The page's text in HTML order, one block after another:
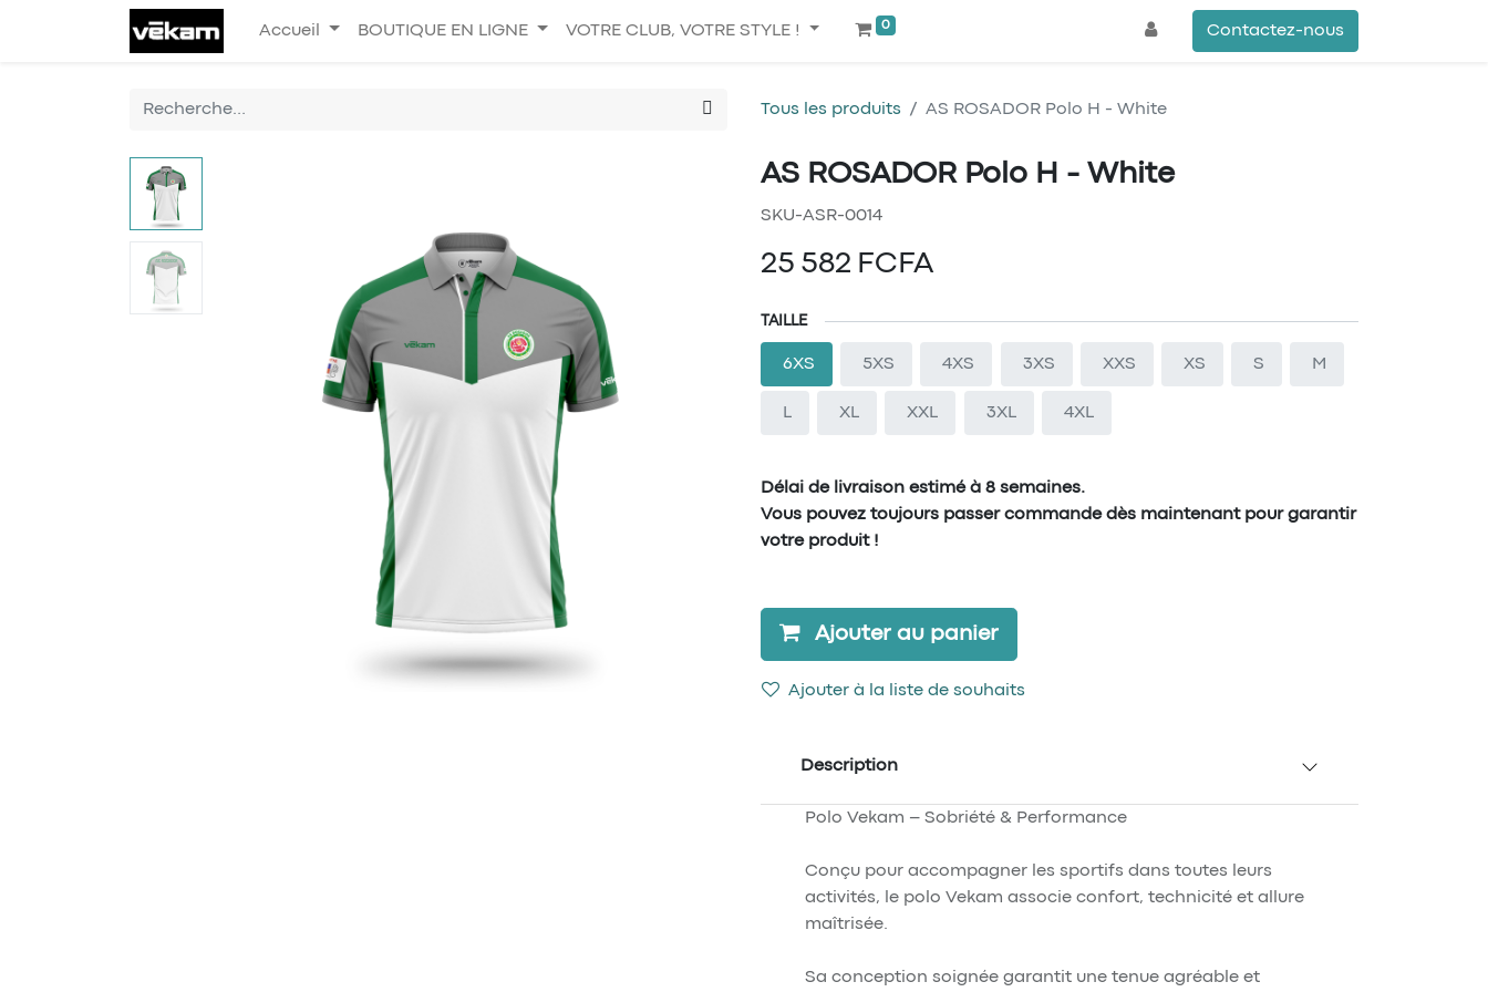
Accueil BOUTIQUE EN LIGNE VOTRE CLUB, VOTRE STYLE ! 0 Contactez-nous
Tous les produits AS ROSADOR Polo H - White
AS ROSADOR Polo H - White
SKU-ASR-0014
25 582 FCFA
TAILLE
6XS 5XS 4XS 3XS XXS XS S M
L XL XXL 3XL 4XL
Délai de livraison estimé à 8 semaines.
Vous pouvez toujours passer commande dès maintenant pour garantir
votre produit !
Ajouter au panier
Ajouter à la liste de souhaits
Description
Polo Vekam – Sobriété & Performance
Conçu pour accompagner les sportifs dans toutes leurs
activités, le polo Vekam associe confort, technicité et allure
maîtrisée.
Sa conception soignée garantit une tenue agréable et